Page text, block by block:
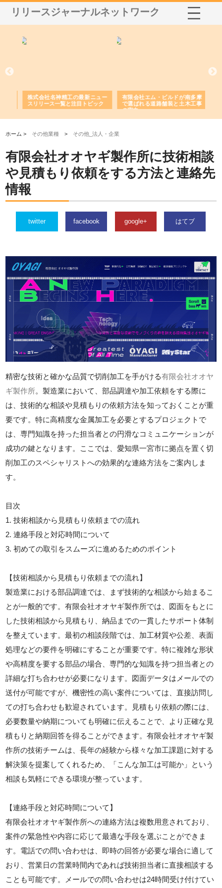
リリースジャーナルネットワーク
株式会社名神精工の最新ニュー
スリリース一覧と注目トピック
有限会社エム・ビルドが南多摩
で選ばれる道路舗装と土木工事
の実力
ホーム > その他業種 > その他_法人・企業
有限会社オオヤギ製作所に技術相談
や見積もり依頼をする方法と連絡先
情報
twitter facebook google+ はてブ
精密な技術と確かな品質で切削加工を手がける有限会社オオヤ
ギ製作所。製造業において、部品調達や加工依頼をする際に
は、技術的な相談や見積もりの依頼方法を知っておくことが重
要です。特に高精度な金属加工を必要とするプロジェクトで
は、専門知識を持った担当者との円滑なコミュニケーションが
成功の鍵となります。ここでは、愛知県一宮市に拠点を置く切
削加工のスペシャリストへの効果的な連絡方法をご案内しま
す。
目次
1. 技術相談から見積もり依頼までの流れ
2. 連絡手段と対応時間について
3. 初めての取引をスムーズに進めるためのポイント
【技術相談から見積もり依頼までの流れ】
製造業における部品調達では、まず技術的な相談から始まるこ
とが一般的です。有限会社オオヤギ製作所では、図面をもとに
した技術相談から見積もり、納品までの一貫したサポート体制
を整えています。最初の相談段階では、加工材質や公差、表面
処理などの要件を明確にすることが重要です。特に複雑な形状
や高精度を要する部品の場合、専門的な知識を持つ担当者との
詳細な打ち合わせが必要になります。図面データはメールでの
送付が可能ですが、機密性の高い案件については、直接訪問し
ての打ち合わせも歓迎されています。見積もり依頼の際には、
必要数量や納期についても明確に伝えることで、より正確な見
積もりと納期回答を得ることができます。有限会社オオヤギ製
作所の技術チームは、長年の経験から様々な加工課題に対する
解決策を提案してくれるため、「こんな加工は可能か」という
相談も気軽にできる環境が整っています。
【連絡手段と対応時間について】
有限会社オオヤギ製作所への連絡方法は複数用意されており、
案件の緊急性や内容に応じて最適な手段を選ぶことができま
す。電話での問い合わせは、即時の回答が必要な場合に適して
おり、営業日の営業時間内であれば技術担当者に直接相談する
ことも可能です。メールでの問い合わせは24時間受け付けてい